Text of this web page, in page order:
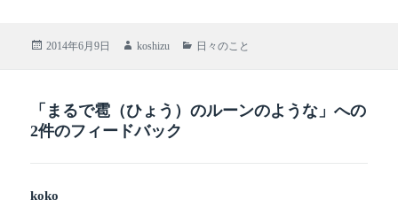
ok r
a
投
2014年6月9日
作
koshizu
カ
ー
日々のこと
「まるで雹（ひょう）のルーンのような」への
2件のフィードバック
koko